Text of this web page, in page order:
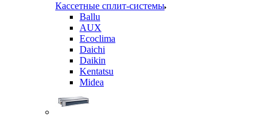
Кассетные сплит-системы
Ballu
AUX
Ecoclima
Daichi
Daikin
Kentatsu
Midea